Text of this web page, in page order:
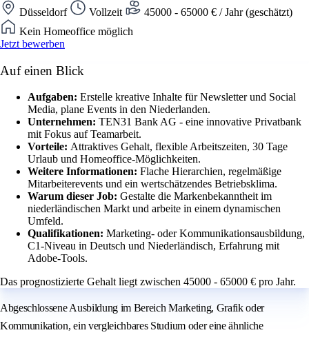
Düsseldorf Vollzeit
45000 - 65000 € / Jahr (geschätzt)
Kein Homeoffice möglich
Jetzt bewerben
Auf einen Blick
Aufgaben: Erstelle kreative Inhalte für Newsletter und Social
Media, plane Events in den Niederlanden.
Unternehmen: TEN31 Bank AG - eine innovative Privatbank
mit Fokus auf Teamarbeit.
Vorteile: Attraktives Gehalt, flexible Arbeitszeiten, 30 Tage
Urlaub und Homeoffice-Möglichkeiten.
Weitere Informationen: Flache Hierarchien, regelmäßige
Mitarbeiterevents und ein wertschätzendes Betriebsklima.
Warum dieser Job: Gestalte die Markenbekanntheit im
niederländischen Markt und arbeite in einem dynamischen
Umfeld.
Qualifikationen: Marketing- oder Kommunikationsausbildung,
C1-Niveau in Deutsch und Niederländisch, Erfahrung mit
Adobe-Tools.
Das prognostizierte Gehalt liegt zwischen 45000 - 65000 € pro Jahr.
Abgeschlossene Ausbildung im Bereich Marketing, Grafik oder
Kommunikation, ein vergleichbares Studium oder eine ähnliche